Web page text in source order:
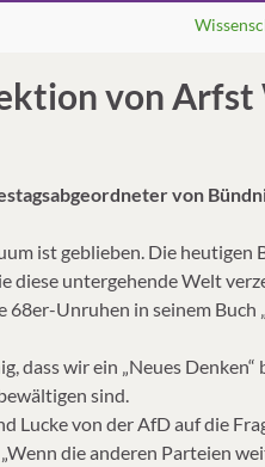
von Arfst
von
ist geblieben. Die
untergehende Welt
Unruhen in seinem Buch
dass wir ein „Neues
sind.
Lucke von der AfD auf die
die anderen Parteien